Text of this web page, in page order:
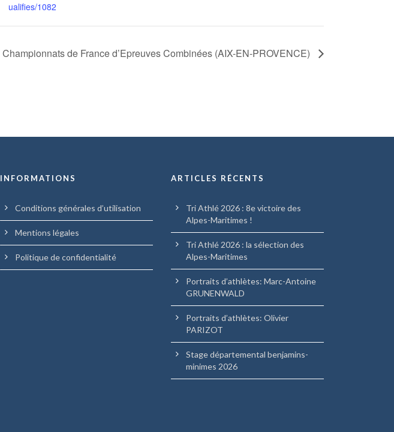
ualifies/1082
Championnats de France d’Epreuves Combinées (AIX-EN-PROVENCE)
INFORMATIONS
Conditions générales d’utilisation
Mentions légales
Politique de confidentialité
ARTICLES RÉCENTS
Tri Athlé 2026 : 8e victoire des
Alpes-Maritimes !
Tri Athlé 2026 : la sélection des
Alpes-Maritimes
Portraits d’athlètes: Marc-Antoine
GRUNENWALD
Portraits d’athlètes: Olivier
PARIZOT
Stage départemental benjamins-
minimes 2026